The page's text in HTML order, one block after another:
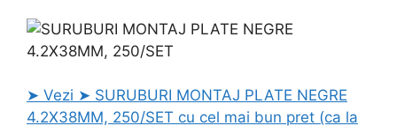
➤ Vezi ➤ SURUBURI MONTAJ PLATE NEGRE
4.2X38MM, 250/SET cu cel mai bun pret (ca la